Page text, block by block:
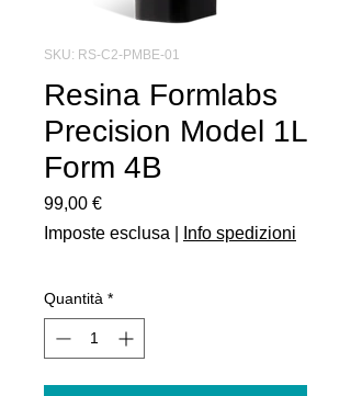
SKU: RS-C2-PMBE-01
Resina Formlabs
Precision Model 1L
Form 4B
99,00 €Prezzo
Imposte esclusa
Info spedizioni
Quantità *